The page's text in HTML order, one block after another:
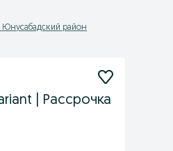
район
| Рассрочка